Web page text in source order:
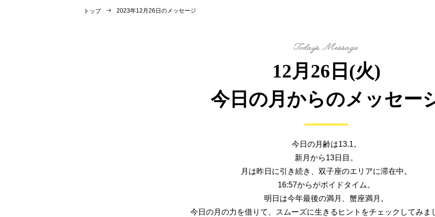
トップ 2023年12月26日のメッセージ
12月26日(火)
今日の月からのメッセー
今日の月齢は13.1。
新月から13日目。
月は昨日に引き続き、双子座のエリアに滞在中。
16:57からがボイドタイム。
明日は今年最後の満月、蟹座満月。
今日の月の力を借りて、
スムーズに生きるヒントをチェックしてみま